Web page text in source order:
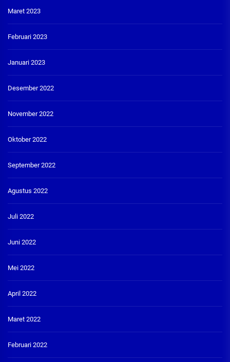
Maret 2023
Februari 2023
Januari 2023
Desember 2022
November 2022
Oktober 2022
September 2022
Agustus 2022
Juli 2022
Juni 2022
Mei 2022
April 2022
Maret 2022
Februari 2022